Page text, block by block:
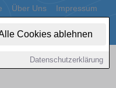
Cookies ablehnen
Datenschutzerklärung
Über Uns Impressum
Cookies
| Content by: 1a-sites-autos